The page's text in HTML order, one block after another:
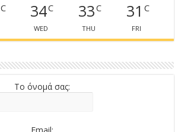
C 34C
WED
33C
THU
31 C
FRI
Το όνομά σας: